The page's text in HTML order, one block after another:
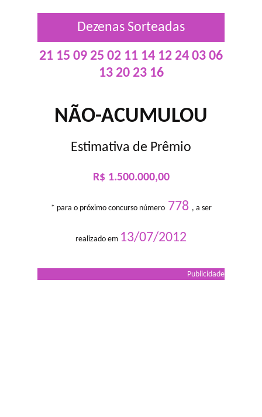
Dezenas Sorteadas
21 15 09 25 02 11 14 12 24 03 06
13 20 23 16
NÃO-ACUMULOU
Estimativa de Prêmio
R$ 1.500.000,00
* para o próximo concurso número778 , a ser
realizado em 13/07/2012
Publicidade